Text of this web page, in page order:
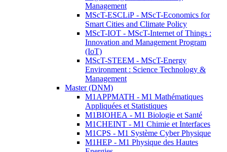
Management
MScT-ESCLiP - MScT-Economics for
Smart Cities and Climate Policy
MScT-IOT - MScT-Internet of Things :
Innovation and Management Program
(IoT)
MScT-STEEM - MScT-Energy
Environment : Science Technology &
Management
Master (DNM)
M1APPMATH - M1 Mathématiques
Appliquées et Statistiques
M1BIOHEA - M1 Biologie et Santé
M1CHEINT - M1 Chimie et Interfaces
M1CPS - M1 Système Cyber Physique
M1HEP - M1 Physique des Hautes